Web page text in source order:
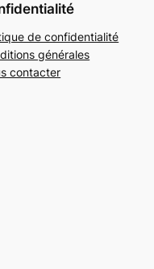
de confidentialité
générales
contacter